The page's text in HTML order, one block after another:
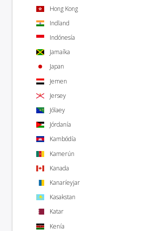
Hong Kong
Indland
Indónesía
Jamaíka
Japan
Jemen
Jersey
Jólaey
Jórdanía
Kambódía
Kamerún
Kanada
Kanaríeyjar
Kasakstan
Katar
Kenía